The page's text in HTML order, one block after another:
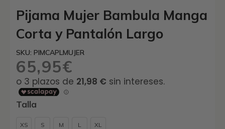
Pijama Mujer Bambula Manga
Corta y Pantalón Largo
SKU: PIMCAPLMUJER
65,95€
Talla
XS S M L XL